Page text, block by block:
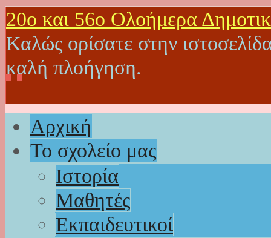
20o και 56ο Ολοήμερα
Καλώς ορίσατε στην
καλή πλοήγηση.
Αρχική
Το σχολείο μας
Ιστορία
Μαθητές
Εκπαιδευτικοί